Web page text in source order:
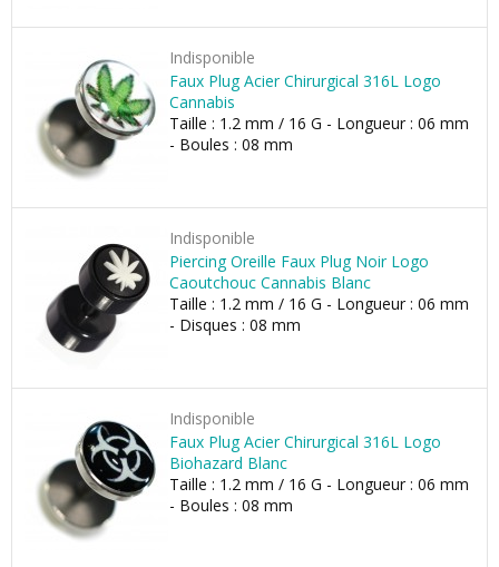
Indisponible
Faux Plug Acier Chirurgical 316L Logo
Cannabis
Taille : 1.2 mm / 16 G - Longueur : 06 mm
- Boules : 08 mm
Indisponible
Piercing Oreille Faux Plug Noir Logo
Caoutchouc Cannabis Blanc
Taille : 1.2 mm / 16 G - Longueur : 06 mm
- Disques : 08 mm
Indisponible
Faux Plug Acier Chirurgical 316L Logo
Biohazard Blanc
Taille : 1.2 mm / 16 G - Longueur : 06 mm
- Boules : 08 mm